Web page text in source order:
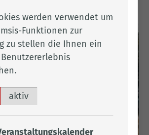
werden verwendet um
Funktionen zur
zu stellen die Ihnen ein
Benutzererlebnis
aktiv